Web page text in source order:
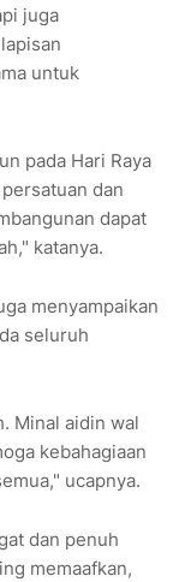
juga
untuk
pada Hari Raya
dan
dapat
katanya.
menyampaikan
seluruh
Minal aidin wal
kebahagiaan
ucapnya.
dan penuh
memaafkan,